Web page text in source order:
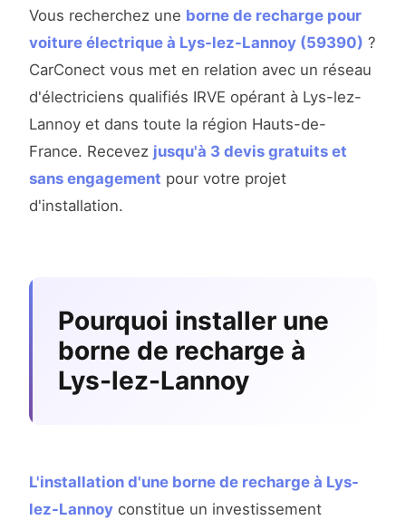
Vous recherchez une borne de recharge pour
voiture électrique à Lys-lez-Lannoy (59390) ?
CarConect vous met en relation avec un réseau
d'électriciens qualifiés IRVE opérant à Lys-lez-
Lannoy et dans toute la région Hauts-de-
France. Recevez jusqu'à 3 devis gratuits et
sans engagement pour votre projet
d'installation.
Pourquoi installer une
borne de recharge à
Lys-lez-Lannoy
L'installation d'une borne de recharge à Lys-
lez-Lannoy constitue un investissement